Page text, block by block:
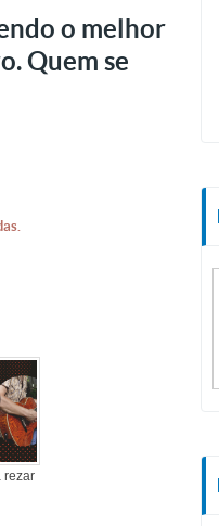
o melhor
Quem se
rezar